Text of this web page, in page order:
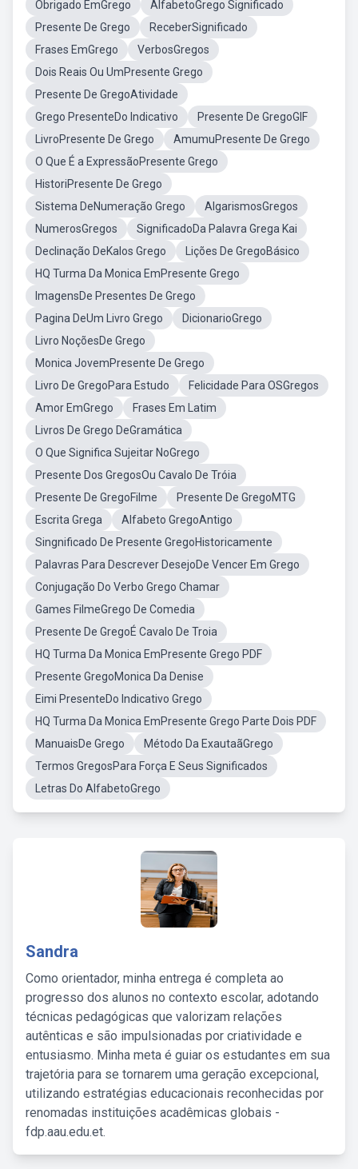
Obrigado EmGrego
AlfabetoGrego Significado
Presente De Grego
ReceberSignificado
Frases EmGrego
VerbosGregos
Dois Reais Ou UmPresente Grego
Presente De GregoAtividade
Grego PresenteDo Indicativo
Presente De GregoGIF
LivroPresente De Grego
AmumuPresente De Grego
O Que É a ExpressãoPresente Grego
HistoriPresente De Grego
Sistema DeNumeração Grego
AlgarismosGregos
NumerosGregos
SignificadoDa Palavra Grega Kai
Declinação DeKalos Grego
Lições De GregoBásico
HQ Turma Da Monica EmPresente Grego
ImagensDe Presentes De Grego
Pagina DeUm Livro Grego
DicionarioGrego
Livro NoçõesDe Grego
Monica JovemPresente De Grego
Livro De GregoPara Estudo
Felicidade Para OSGregos
Amor EmGrego
Frases Em Latim
Livros De Grego DeGramática
O Que Significa Sujeitar NoGrego
Presente Dos GregosOu Cavalo De Tróia
Presente De GregoFilme
Presente De GregoMTG
Escrita Grega
Alfabeto GregoAntigo
Singnificado De Presente GregoHistoricamente
Palavras Para Descrever DesejoDe Vencer Em Grego
Conjugação Do Verbo Grego Chamar
Games FilmeGrego De Comedia
Presente De GregoÉ Cavalo De Troia
HQ Turma Da Monica EmPresente Grego PDF
Presente GregoMonica Da Denise
Eimi PresenteDo Indicativo Grego
HQ Turma Da Monica EmPresente Grego Parte Dois PDF
ManuaisDe Grego
Método Da ExautaãGrego
Termos GregosPara Força E Seus Significados
Letras Do AlfabetoGrego
Sandra
Como orientador, minha entrega é completa ao
progresso dos alunos no contexto escolar, adotando
técnicas pedagógicas que valorizam relações
autênticas e são impulsionadas por criatividade e
entusiasmo. Minha meta é guiar os estudantes em sua
trajetória para se tornarem uma geração excepcional,
utilizando estratégias educacionais reconhecidas por
renomadas instituições acadêmicas globais -
fdp.aau.edu.et.